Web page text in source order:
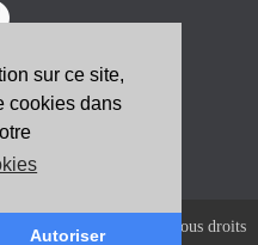
sur ce site,
cookies dans
Autoriser
VOUS
COMMUNIO. Tous droits